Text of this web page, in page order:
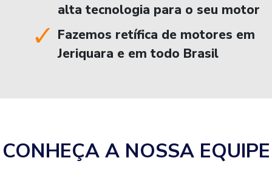
alta tecnologia para o seu motor
Fazemos retífica de motores em
Jeriquara e em todo Brasil
CONHEÇA A NOSSA EQUIPE